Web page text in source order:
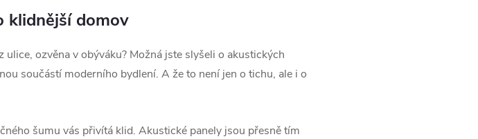
klidnější domov
ozvěna v obýváku? Možná jste slyšeli o akustických
součástí moderního bydlení. A že to není jen o tichu, ale i o
šumu vás přivítá klid. Akustické panely jsou přesně tím